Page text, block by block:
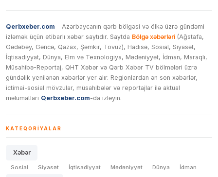
Qerbxeber.com – Azərbaycanın qərb bölgəsi və ölkə üzrə gündəmi
izləmək üçün etibarlı xəbər saytıdır. Saytda Bölgə xəbərləri (Ağstafa,
Gədəbəy, Gəncə, Qazax, Şəmkir, Tovuz), Hadisə, Sosial, Siyasət,
İqtisadiyyat, Dünya, Elm və Texnologiya, Mədəniyyət, İdman, Maraqlı,
Müsahibə-Reportaj, QHT Xəbər və Qərb Xəbər TV bölmələri üzrə
gündəlik yenilənən xəbərlər yer alır. Regionlardan ən son xəbərlər,
ictimai-sosial mövzular, müsahibələr və reportajlar ilə aktual
məlumatları Qerbxeber.com-da izləyin.
KATEQORIYALAR
Xəbər
Sosial Siyasət İqtisadiyyat Mədəniyyət Dünya İdman